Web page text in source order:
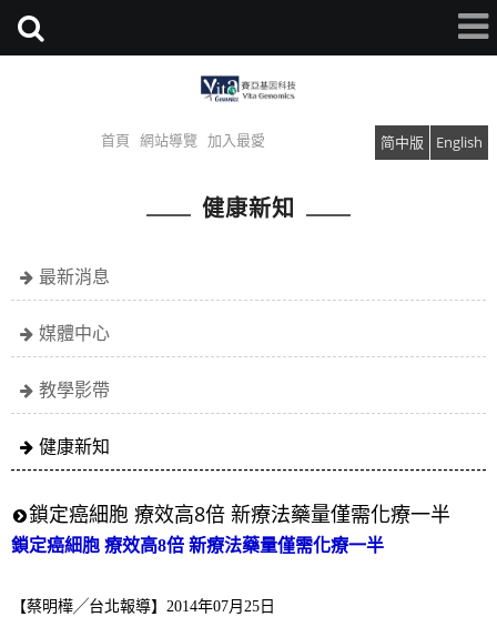
首頁 網站導覽 加入最愛 简中版 English
健康新知
最新消息
媒體中心
教學影帶
健康新知
鎖定癌細胞 療效高8倍 新療法藥量僅需化療一半
鎖定癌細胞 療效高8倍 新療法藥量僅需化療一半
【蔡明樺╱台北報導】 2014年07月 25 日